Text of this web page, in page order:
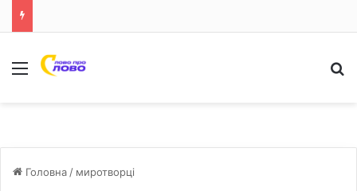
Меню
Головна / миротворці